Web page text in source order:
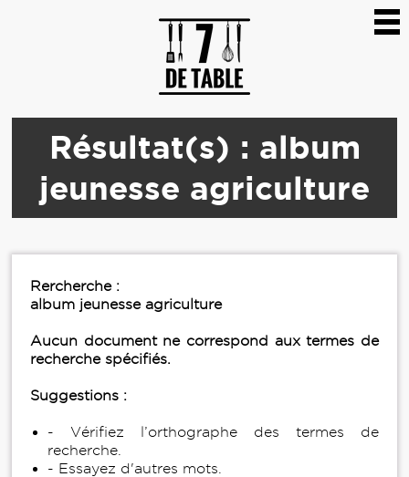
Résultat(s) : album
jeunesse agriculture
Rercherche :
album jeunesse agriculture
Aucun document ne correspond aux termes de
recherche spécifiés.
Suggestions :
- Vérifiez l’orthographe des termes de
recherche.
- Essayez d'autres mots.